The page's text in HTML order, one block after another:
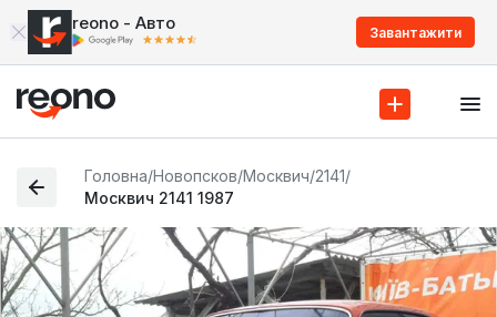
reono - Авто Завантажити
Головна/Новопсков/Москвич/2141/
Москвич 2141 1987